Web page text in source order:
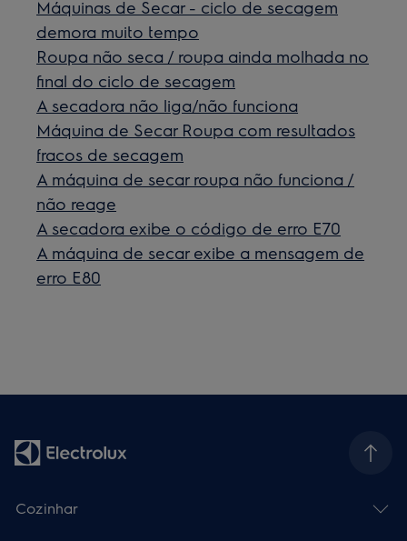
Máquinas de Secar - ciclo de secagem
demora muito tempo
Roupa não seca / roupa ainda molhada no
final do ciclo de secagem
A secadora não liga/não funciona
Máquina de Secar Roupa com resultados
fracos de secagem
A máquina de secar roupa não funciona /
não reage
A secadora exibe o código de erro E70
A máquina de secar exibe a mensagem de
erro E80
Cozinhar